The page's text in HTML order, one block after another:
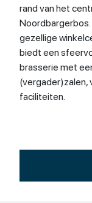
rand van het
Noordbargerbos.
gezellige
biedt een
brasserie met
(vergader)zalen,
faciliteiten.
geserveerd in